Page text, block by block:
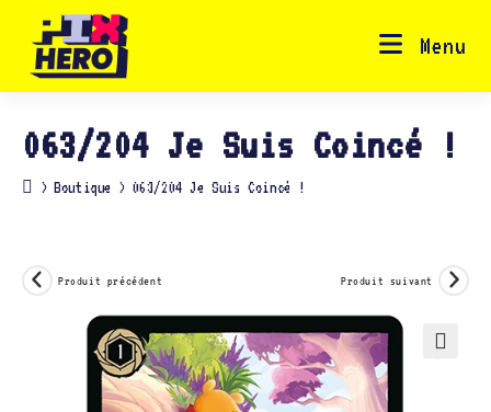
content
Menu
063/204 Je Suis Coincé !
> Boutique > 063/204 Je Suis Coincé !
Produit précédent Produit suivant